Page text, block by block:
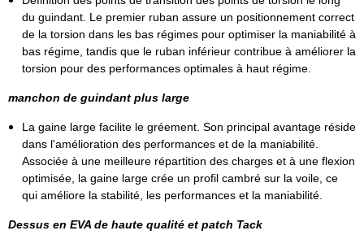
du guindant. Le premier ruban assure un positionnement correct
de la torsion dans les bas régimes pour optimiser la maniabilité à
bas régime, tandis que le ruban inférieur contribue à améliorer la
torsion pour des performances optimales à haut régime.
manchon de guindant plus large
La gaine large facilite le gréement. Son principal avantage réside
dans l'amélioration des performances et de la maniabilité.
Associée à une meilleure répartition des charges et à une flexion
optimisée, la gaine large crée un profil cambré sur la voile, ce
qui améliore la stabilité, les performances et la maniabilité.
Dessus en EVA de haute qualité et patch Tack